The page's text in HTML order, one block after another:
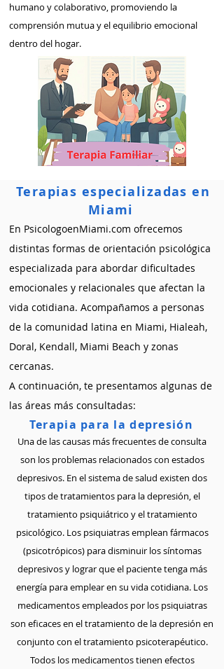
humano y colaborativo, promoviendo la
comprensión mutua y el equilibrio emocional
dentro del hogar.
Terapias especializadas en
Miami
En PsicologoenMiami.com ofrecemos
distintas formas de orientación psicológica
especializada para abordar dificultades
emocionales y relacionales que afectan la
vida cotidiana. Acompañamos a personas
de la comunidad latina en Miami, Hialeah,
Doral, Kendall, Miami Beach y zonas
cercanas.
A continuación, te presentamos algunas de
las áreas más consultadas:
Terapia para la depresión
Una de las causas más frecuentes de consulta
son los problemas relacionados con estados
depresivos. En el sistema de salud existen dos
tipos de tratamientos para la depresión, el
tratamiento psiquiátrico y el tratamiento
psicológico. Los psiquiatras emplean fármacos
(psicotrópicos) para disminuir los síntomas
depresivos y lograr que el paciente tenga más
energía para emplear en su vida cotidiana. Los
medicamentos empleados por los psiquiatras
son eficaces en el tratamiento de la depresión en
conjunto con el tratamiento psicoterapéutico.
Todos los medicamentos tienen efectos